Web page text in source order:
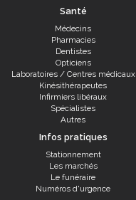
Santé
Médecins
Pharmacies
Dentistes
Opticiens
Laboratoires / Centres médicaux
Kinésithérapeutes
Infirmiers libéraux
Spécialistes
Autres
Infos pratiques
Stationnement
Les marchés
Le funéraire
Numéros d'urgence